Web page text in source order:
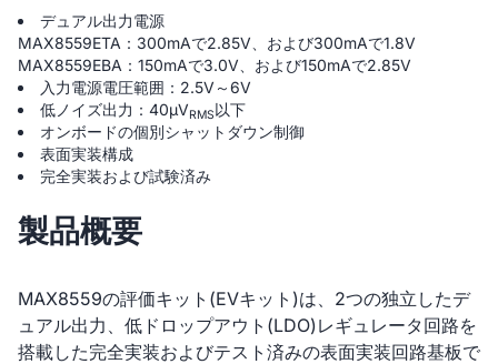
デュアル出力電源
MAX8559ETA：300mAで2.85V、および300mAで1.8V
MAX8559EBA：150mAで3.0V、および150mAで2.85V
入力電源電圧範囲：2.5V～6V
低ノイズ出力：40µVRMS以下
オンボードの個別シャットダウン制御
表面実装構成
完全実装および試験済み
製品概要
MAX8559の評価キット(EVキット)は、2つの独立したデ
ュアル出力、低ドロップアウト(LDO)レギュレータ回路を
搭載した完全実装およびテスト済みの表面実装回路基板で